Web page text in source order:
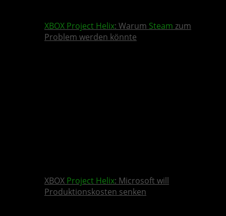
XBOX Project Helix: Warum Steam zum
Problem werden könnte
XBOX Project Helix: Microsoft will
Produktionskosten senken